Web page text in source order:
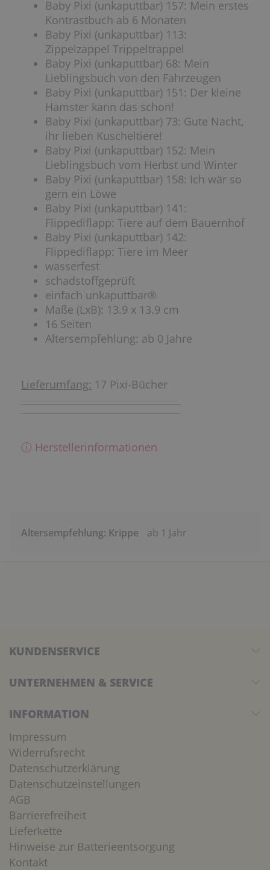
Baby Pixi (unkaputtbar) 157: Mein erstes
Kontrastbuch ab 6 Monaten
Baby Pixi (unkaputtbar) 113:
Zippelzappel Trippeltrappel
Baby Pixi (unkaputtbar) 68: Mein
Lieblingsbuch von den Fahrzeugen
Baby Pixi (unkaputtbar) 151: Der kleine
Hamster kann das schon!
Baby Pixi (unkaputtbar) 73: Gute Nacht,
ihr lieben Kuscheltiere!
Baby Pixi (unkaputtbar) 152: Mein
Lieblingsbuch vom Herbst und Winter
Baby Pixi (unkaputtbar) 158: Ich wär so
gern ein Löwe
Baby Pixi (unkaputtbar) 141:
Flippediflapp: Tiere auf dem Bauernhof
Baby Pixi (unkaputtbar) 142:
Flippediflapp: Tiere im Meer
wasserfest
schadstoffgeprüft
einfach unkaputtbar®
Maße (LxB): 13.9 x 13.9 cm
16 Seiten
Altersempfehlung: ab 0 Jahre
Lieferumfang: 17 Pixi-Bücher
ⓘ Herstellerinformationen
Altersempfehlung: Krippe ab 1 Jahr
KUNDENSERVICE
UNTERNEHMEN & SERVICE
INFORMATION
Impressum
Widerrufsrecht
Datenschutzerklärung
Datenschutzeinstellungen
AGB
Barrierefreiheit
Lieferkette
Hinweise zur Batterieentsorgung
Kontakt